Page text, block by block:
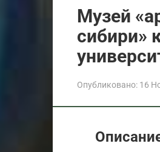
Музей
сибири»
Опубликовано: 16